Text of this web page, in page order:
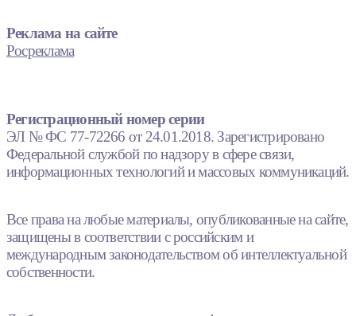
Реклама на сайте
Росреклама
Регистрационный номер серии
ЭЛ № ФС 77-72266 от 24.01.2018. Зарегистрировано
Федеральной службой по надзору в сфере связи,
информационных технологий и массовых коммуникаций.
Все права на любые материалы, опубликованные на сайте,
защищены в соответствии с российским и
международным законодательством об интеллектуальной
собственности.